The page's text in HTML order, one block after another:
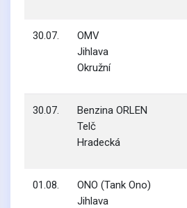
30.07.
OMV
Jihlava
Okružní
30.07.
Benzina ORLEN
Telč
Hradecká
01.08.
ONO (Tank Ono)
Jihlava